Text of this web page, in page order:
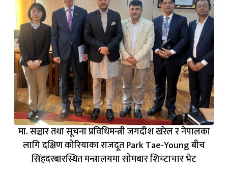
मा. सञ्चार तथा सूचना प्रविधिमन्त्री जगदीश खरेल र नेपालका
लागि दक्षिण कोरियाका राजदूत Park Tae-Young बीच
सिंहदरबारस्थित मन्त्रालयमा सोमबार शिच्टाचार भेट